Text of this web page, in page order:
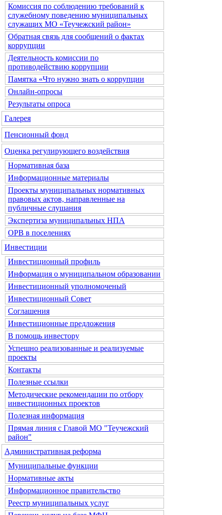
Комиссия по соблюдению требований к
служебному поведению муниципальных
служащих МО «Теучежский район»
Обратная связь для сообщений о фактах
коррупции
Деятельность комиссии по
противодействию коррупции
Памятка «Что нужно знать о коррупции
Онлайн-опросы
Результаты опроса
Галерея
Пенсионный фонд
Оценка регулирующего воздействия
Нормативная база
Информационные материалы
Проекты муниципальных нормативных
правовых актов, направленные на
публичные слушания
Экспертиза муниципальных НПА
ОРВ в поселениях
Инвестиции
Инвестиционный профиль
Информация о муниципальном образовании
Инвестиционный уполномоченый
Инвестиционный Совет
Соглашения
Инвестиционные предложения
В помощь инвестору
Успешно реализованные и реализуемые
проекты
Контакты
Полезные ссылки
Методические рекомендации по отбору
инвестиционных проектов
Полезная информация
Прямая линия с Главой МО "Теучежский
район"
Административная реформа
Муниципальные функции
Нормативные акты
Информационное правительство
Реестр муниципальных услуг